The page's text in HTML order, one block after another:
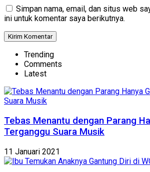
Simpan nama, email, dan situs web
ini untuk komentar saya berikutnya.
Trending
Comments
Latest
Tebas Menantu dengan Parang
Terganggu Suara Musik
11 Januari 2021